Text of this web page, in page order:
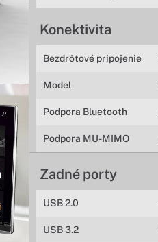
Konektivita
Bezdrôtové pripojenie
Model
Podpora Bluetooth
Podpora MU-MIMO
Zadné porty
USB 2.0
USB 3.2